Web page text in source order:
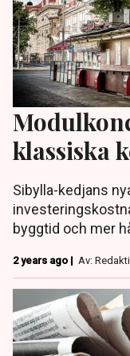
klassiska
Sibylla-kedjans
byggtid och mer
2 years ago | Av: